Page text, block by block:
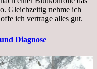
Gleichzeitig nehme ich
ich vertrage alles gut.
Diagnose